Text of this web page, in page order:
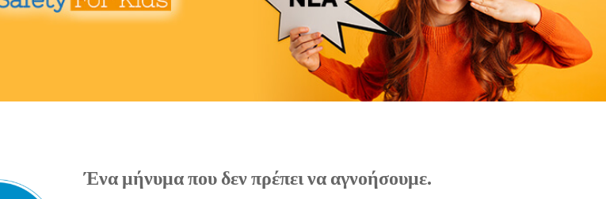
Ένα μήνυμα που δεν πρέπει να αγνοήσουμε.